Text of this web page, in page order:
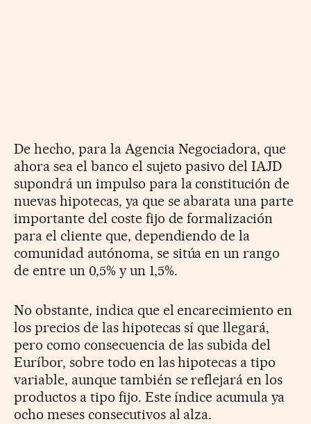
De hecho, para la Agencia Negociadora, que
ahora sea el banco el sujeto pasivo del IAJD
supondrá un impulso para la constitución de
nuevas hipotecas, ya que se abarata una parte
importante del coste fijo de formalización
para el cliente que, dependiendo de la
comunidad autónoma, se sitúa en un rango
de entre un 0,5% y un 1,5%.
No obstante, indica que el encarecimiento en
los precios de las hipotecas sí que llegará,
pero como consecuencia de las subida del
Euríbor, sobre todo en las hipotecas a tipo
variable, aunque también se reflejará en los
productos a tipo fijo. Este índice acumula ya
ocho meses consecutivos al alza.